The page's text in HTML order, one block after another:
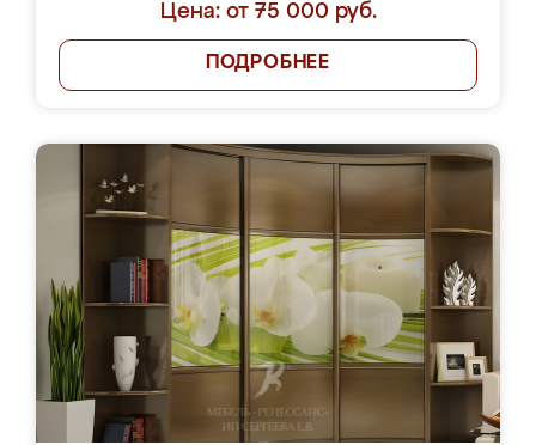
Цена: от 75 000 руб.
ПОДРОБНЕЕ